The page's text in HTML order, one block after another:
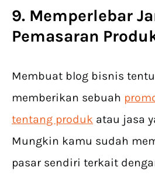
9. Memperlebar
Pemasaran
Membuat blog bisnis
memberikan sebuah
tentang produk atau jasa
Mungkin kamu sudah
pasar sendiri terkait